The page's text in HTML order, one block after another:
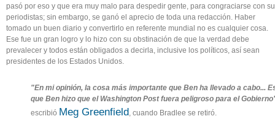
pasó por eso y que era muy malo para despedir gente, para congraciarse con
periodistas; sin embargo, se ganó el aprecio de toda una redacción. Haber
tomado un buen diario y convertirlo en referente mundial no es cualquier cosa.
Ese fue un gran logro y lo hizo con su obstinación de que la verdad debe
prevalecer y todos están obligados a decirla, inclusive los políticos, así sean
presidentes de los Estados Unidos.
"En mi opinión, la cosa más importante que Ben ha llevado a cabo...
que Ben hizo que el Washington Post fuera peligroso para el
escribió Meg Greenfield , cuando Bradlee se retiró.